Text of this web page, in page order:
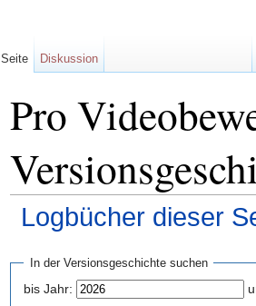
Pro
Logbücher dieser
In der Versionsgeschichte suchen
bis Jahr:
Seite Diskussion